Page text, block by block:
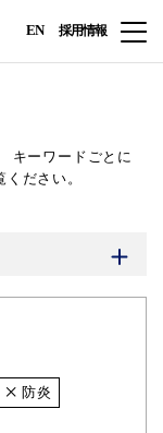
EN 採用情報
キーワードごとに
ださい。
防炎